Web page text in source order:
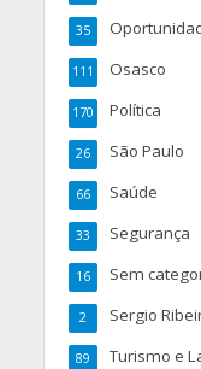
35
Osasco
111
Política
170
São Paulo
26
Saúde
66
Segurança
33
Sem
16
Sergio
2
Turismo e
89